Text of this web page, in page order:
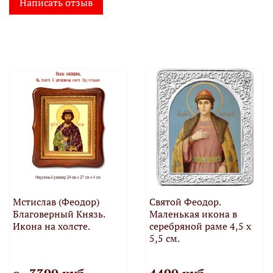
Мстислав (Феодор)
Благоверный Князь.
Икона на холсте.
Святой Феодор.
Маленькая икона в
серебряной раме 4,5 х
5,5 см.